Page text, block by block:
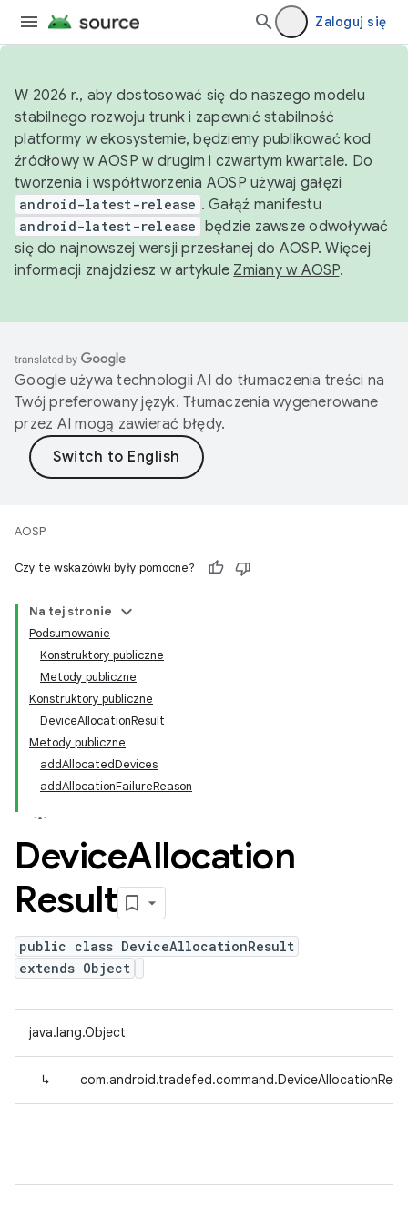
Zaloguj się
W 2026 r., aby dostosować się do naszego modelu
stabilnego rozwoju trunk i zapewnić stabilność
platformy w ekosystemie, będziemy publikować kod
źródłowy w AOSP w drugim i czwartym kwartale. Do
tworzenia i współtworzenia AOSP używaj gałęzi
android-latest-release . Gałąź manifestu
android-latest-release będzie zawsze odwoływać
się do najnowszej wersji przesłanej do AOSP. Więcej
informacji znajdziesz w artykule Zmiany w AOSP.
Google używa technologii AI do tłumaczenia treści na
Twój preferowany język. Tłumaczenia wygenerowane
przez AI mogą zawierać błędy.
AOSP
Czy te wskazówki były pomocne?
Na tej stronie
Podsumowanie
Konstruktory publiczne
Metody publiczne
Konstruktory publiczne
DeviceAllocationResult
Metody publiczne
addAllocatedDevices
addAllocationFailureReason
DeviceAllocation
Result
public class DeviceAllocationResult
extends Object
java.lang.Object
↳